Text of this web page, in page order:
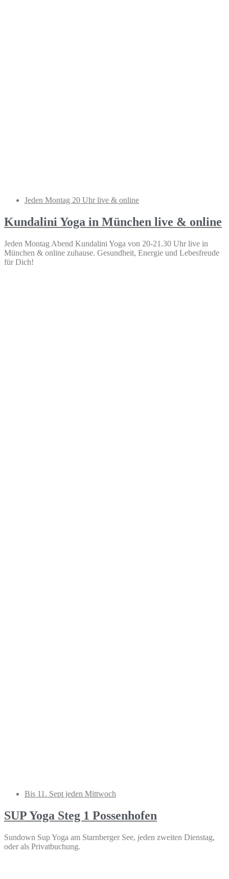
Jeden Montag 20 Uhr live & online
Kundalini Yoga in München live & online
Jeden Montag Abend Kundalini Yoga von 20-21.30 Uhr live in
München & online zuhause. Gesundheit, Energie und Lebesfreude
für Dich!
Bis 11. Sept jeden Mittwoch
SUP Yoga Steg 1 Possenhofen
Sundown Sup Yoga am Starnberger See, jeden zweiten Dienstag,
oder als Privatbuchung.